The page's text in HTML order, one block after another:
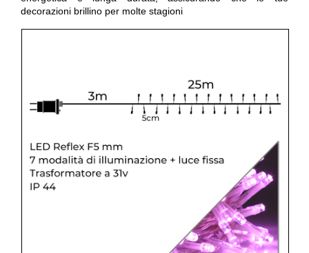
decorazioni brillino per molte stagioni